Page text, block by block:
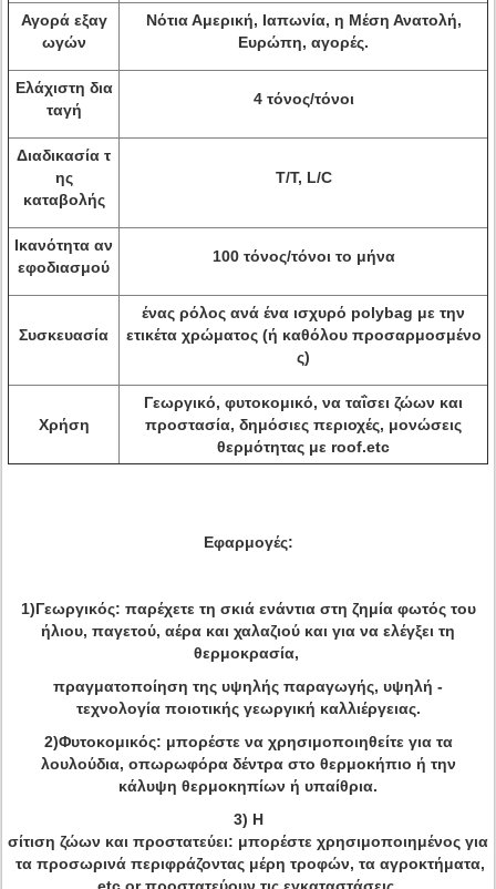
Αγορά εξαγ
ωγών
Νότια Αμερική, Ιαπωνία, η Μέση Ανατολή,
Ευρώπη, αγορές.
Ελάχιστη δια
ταγή
4 τόνος/τόνοι
Διαδικασία τ
ης
καταβολής
T/T, L/C
Ικανότητα αν
εφοδιασμού
100 τόνος/τόνοι το μήνα
Συσκευασία
ένας ρόλος ανά ένα ισχυρό polybag με την
ετικέτα χρώματος (ή καθόλου προσαρμοσμένο
ς)
Χρήση
Γεωργικό, φυτοκομικό, να ταΐσει ζώων και
προστασία, δημόσιες περιοχές, μονώσεις
θερμότητας με roof.etc
Εφαρμογές:
1)Γεωργικός: παρέχετε τη σκιά ενάντια στη ζημία φωτός του
ήλιου, παγετού, αέρα και χαλαζιού και για να ελέγξει τη
θερμοκρασία,
πραγματοποίηση της υψηλής παραγωγής, υψηλή -
τεχνολογία ποιοτικής γεωργική καλλιέργειας.
2)Φυτοκομικός: μπορέστε να χρησιμοποιηθείτε για τα
λουλούδια, οπωρωφόρα δέντρα στο θερμοκήπιο ή την
κάλυψη θερμοκηπίων ή υπαίθρια.
3) Η
σίτιση ζώων και προστατεύει: μπορέστε χρησιμοποιημένος για
τα προσωρινά περιφράζοντας μέρη τροφών, τα αγροκτήματα,